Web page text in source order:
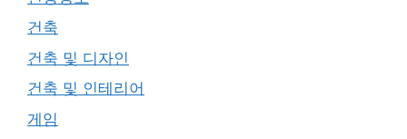
건축
건축 및 디자인
건축 및 인테리어
게임